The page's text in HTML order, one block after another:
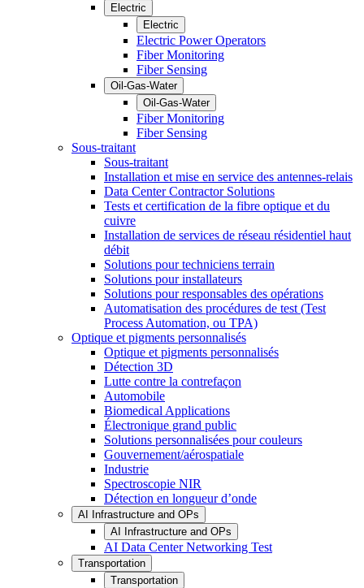
Electric
Electric
Electric Power Operators
Fiber Monitoring
Fiber Sensing
Oil-Gas-Water
Oil-Gas-Water
Fiber Monitoring
Fiber Sensing
Sous-traitant
Sous-traitant
Installation et mise en service des antennes-relais
Data Center Contractor Solutions
Tests et certification de la fibre optique et du
cuivre
Installation de services de réseau résidentiel haut
débit
Solutions pour techniciens terrain
Solutions pour installateurs
Solutions pour responsables des opérations
Automatisation des procédures de test (Test
Process Automation, ou TPA)
Optique et pigments personnalisés
Optique et pigments personnalisés
Détection 3D
Lutte contre la contrefaçon
Automobile
Biomedical Applications
Électronique grand public
Solutions personnalisées pour couleurs
Gouvernement/aérospatiale
Industrie
Spectroscopie NIR
Détection en longueur d’onde
AI Infrastructure and OPs
AI Infrastructure and OPs
AI Data Center Networking Test
Transportation
Transportation